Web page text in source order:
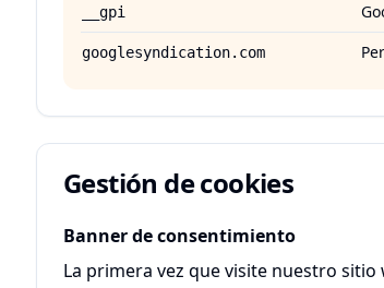
__gpi
googlesyndication.com
Gestión de cookies
Banner de consentimiento
La primera vez que visite nuestro